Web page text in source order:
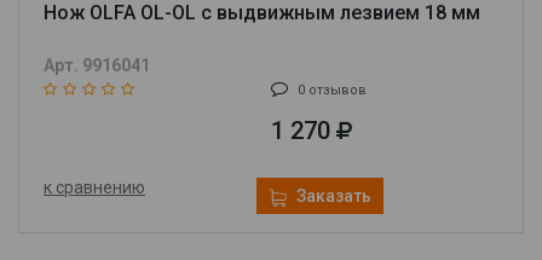
Нож OLFA OL-OL с выдвижным лезвием 18 мм
Арт. 9916041
0 отзывов
1 270
к сравнению Заказать